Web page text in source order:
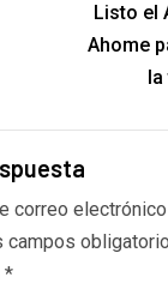
Listo el
Ahome
correo
campos
*